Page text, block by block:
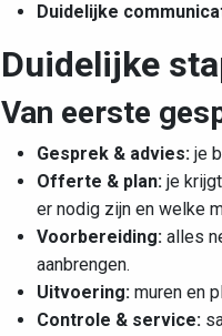
Duidelijke
Duidelijke
Van eerste
Gesprek & advies: je
Offerte & plan: je
er nodig zijn en welke
Voorbereiding: alles
aanbrengen.
Uitvoering: muren en
Controle & service: